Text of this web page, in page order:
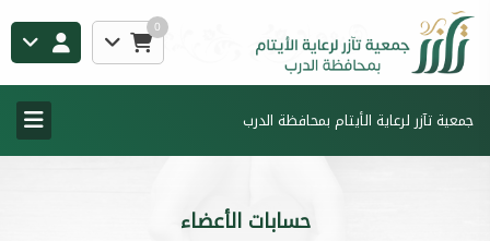
0
جمعية تآزر لرعاية الأيتام بمحافظة الدرب
حسابات الأعضاء